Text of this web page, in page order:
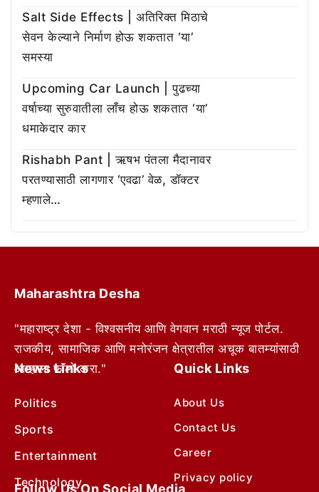
Salt Side Effects | अतिरिक्त मिठाचे
सेवन केल्याने निर्माण होऊ शकतात ‘या’
समस्या
Upcoming Car Launch | पुढच्या
वर्षाच्या सुरुवातीला लाँच होऊ शकतात ‘या’
धमाकेदार कार
Rishabh Pant | ऋषभ पंतला मैदानावर
परतण्यासाठी लागणार ‘एवढा’ वेळ, डॉक्टर
म्हणाले…
Maharashtra Desha
"महाराष्ट्र देशा - विश्वसनीय आणि वेगवान मराठी न्यूज पोर्टल.
राजकीय, सामाजिक आणि मनोरंजन क्षेत्रातील अचूक बातम्यांसाठी
आम्हाला फॉलो करा."
News Links
Politics
Sports
Entertainment
Technology
Quick Links
About Us
Contact Us
Career
Privacy policy
Follow Us On Social Media